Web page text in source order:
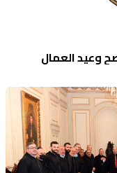
وعيد العمال